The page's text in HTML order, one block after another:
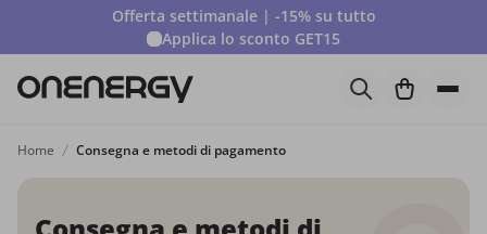
Offerta settimanale | -15% su tutto
Applica lo sconto GET15
Home Consegna e metodi di pagamento